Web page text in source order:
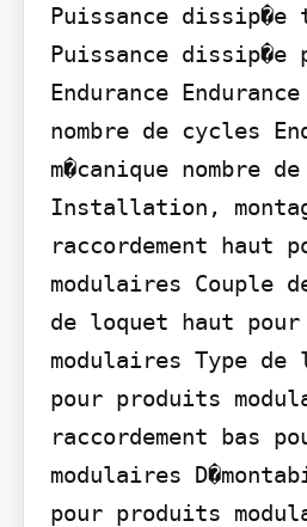
Puissance
Puissance
Endurance
nombre de cycles
m�canique nombre de
Installation,
raccordement haut
modulaires Couple
de loquet haut
modulaires Type de
pour produits
raccordement bas
modulaires
pour produits